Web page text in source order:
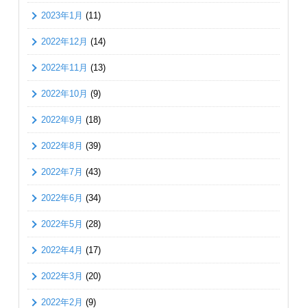
2023年1月 (11)
2022年12月 (14)
2022年11月 (13)
2022年10月 (9)
2022年9月 (18)
2022年8月 (39)
2022年7月 (43)
2022年6月 (34)
2022年5月 (28)
2022年4月 (17)
2022年3月 (20)
2022年2月 (9)